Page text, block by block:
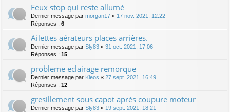
Feux stop qui reste allumé
Dernier message par morgan17 « 17 nov. 2021, 12:22
Réponses : 6
Ailettes aérateurs places arrières.
Dernier message par Sly83 « 31 oct. 2021, 17:06
Réponses : 15
probleme eclairage remorque
Dernier message par Kleos « 27 sept. 2021, 16:49
Réponses : 12
gresillement sous capot après coupure moteur
Dernier message par Sly83 « 19 sept. 2021, 18:21